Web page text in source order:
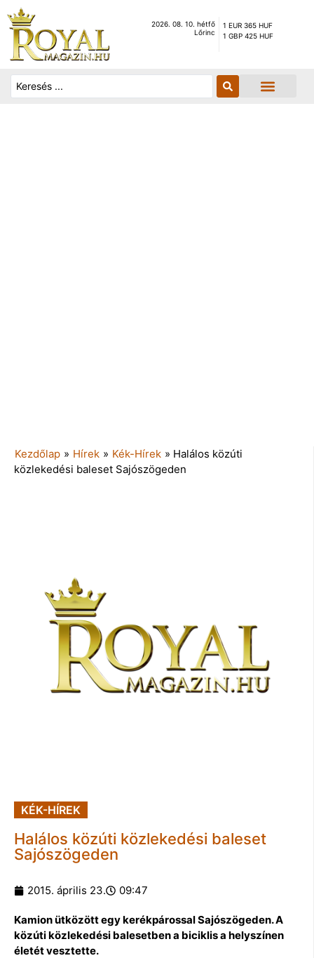
2026. 08. 10. hétfő
Lőrinc
1 EUR 365 HUF
1 GBP 425 HUF
Kezdőlap » Hírek » Kék-Hírek » Halálos közúti
közlekedési baleset Sajószögeden
KÉK-HÍREK
Halálos közúti közlekedési baleset
Sajószögeden
2015. április 23. 09:47
Kamion ütközött egy kerékpárossal Sajószögeden. A
közúti közlekedési balesetben a biciklis a helyszínen
életét vesztette.